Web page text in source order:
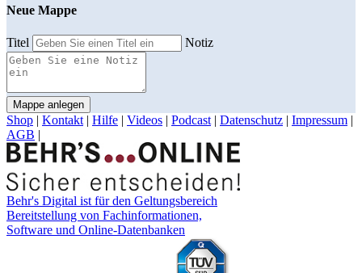
Neue Mappe
Titel Notiz
Mappe anlegen
Shop | Kontakt | Hilfe | Videos | Podcast | Datenschutz | Impressum |
AGB |
Behr's Digital ist für den Geltungsbereich
Bereitstellung von Fachinformationen,
Software und Online-Datenbanken